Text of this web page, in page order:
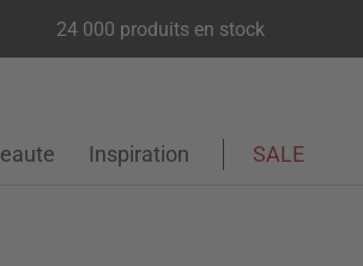
24 000 produits en stock
Inspiration SALE